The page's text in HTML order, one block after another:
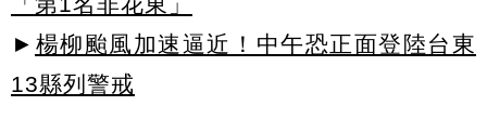
► 楊柳颱風加速逼近！中午恐正面登陸台東
13縣列警戒